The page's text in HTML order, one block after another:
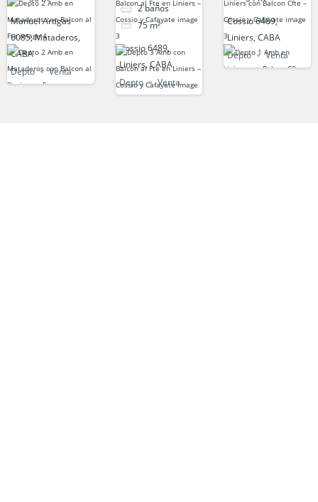
Manuel Artigas
6085, Mataderos,
CABA
Depto
Venta
2 baños
75m²
Cossio 6489,
Liniers, CABA
Depto
Venta
Cossio 6489,
Liniers, CABA
Depto
Venta